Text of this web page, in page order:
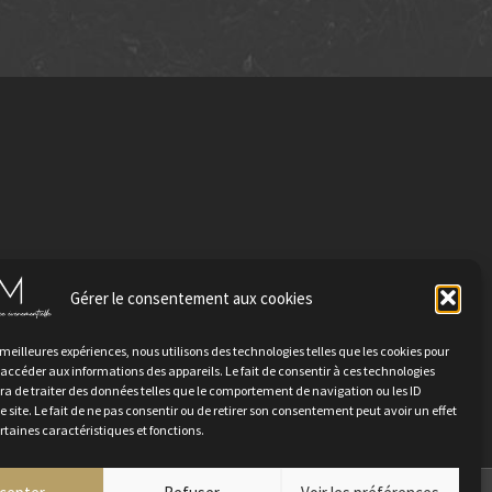
Gérer le consentement aux cookies
expériences, nous utilisons des technologies telles que les cookies pour
aux informations des appareils. Le fait de consentir à ces technologies
de traiter des données telles que le comportement de navigation ou les ID
site. Le fait de ne pas consentir ou de retirer son consentement peut avoir un effet
caractéristiques et fonctions.